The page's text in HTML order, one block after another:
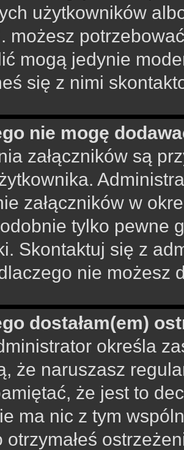
użytkowników
możesz
mogą jedynie
się z nimi
nie mogę
załączników są
załączników w
tylko pewne
Skontaktuj się z
nie możesz
dostałam(em)
określa
że naruszasz
że jest to
ma nic z tym
otrzymałeś